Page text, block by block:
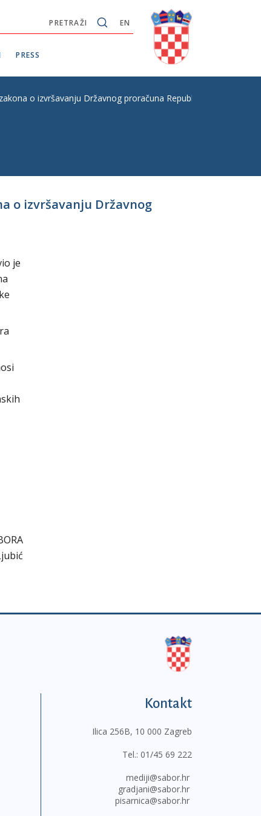
EN
PRETRAŽI
PRESS
o izvršavanju Državnog proračuna Republike Hrvatske za
o izvršavanju Državnog
je
Kontakt
Ilica 256B, 10 000 Zagreb
Tel.: 01/45 69 222
mediji@sabor.hr
gradjani@sabor.hr
pisarnica@sabor.hr